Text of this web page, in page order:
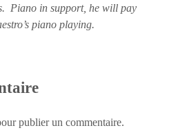
Piano in support, he will pay
piano playing.
publier un commentaire.